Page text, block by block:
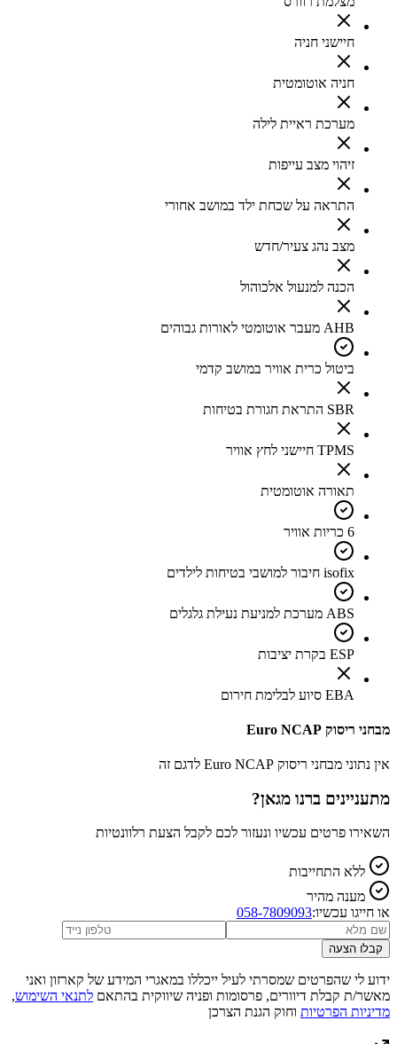
חיישני חניה
חניה אוטומטית
מערכת ראיית לילה
זיהוי מצב עייפות
התראה על שכחת ילד במושב אחורי
מצב נהג צעיר/חדש
הכנה למנעול אלכוהול
AHB מעבר אוטומטי לאורות גבוהים
ביטול כרית אוויר במושב קדמי
SBR התראת חגורת בטיחות
TPMS חיישני לחץ אוויר
תאורה אוטומטית
6 כריות אוויר
isofix חיבור למושבי בטיחות לילדים
ABS מערכת למניעת נעילת גלגלים
ESP בקרת יציבות
EBA סיוע לבלימת חירום
מבחני ריסוק Euro NCAP
אין נתוני מבחני ריסוק Euro NCAP לדגם זה
מתעניינים ברנו מגאן?
השאירו פרטים עכשיו ונעזור לכם לקבל הצעת רלוונטיות
ללא התחייבות
מענה מהיר
או חייגו עכשיו:058-7809093
קבלו הצעה
ידוע לי שהפרטים שמסרתי לעיל ייכללו במאגרי המידע של קארזון ואני
מאשר/ת קבלת דיוורים, פרסומות ופניה שיווקית בהתאם לתנאי השימוש,
מדיניות הפרטיות וחוק הגנת הצרכן